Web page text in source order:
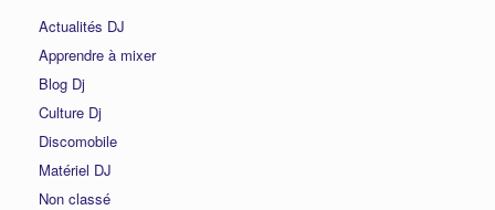
Actualités DJ
Apprendre à mixer
Blog Dj
Culture Dj
Discomobile
Matériel DJ
Non classé